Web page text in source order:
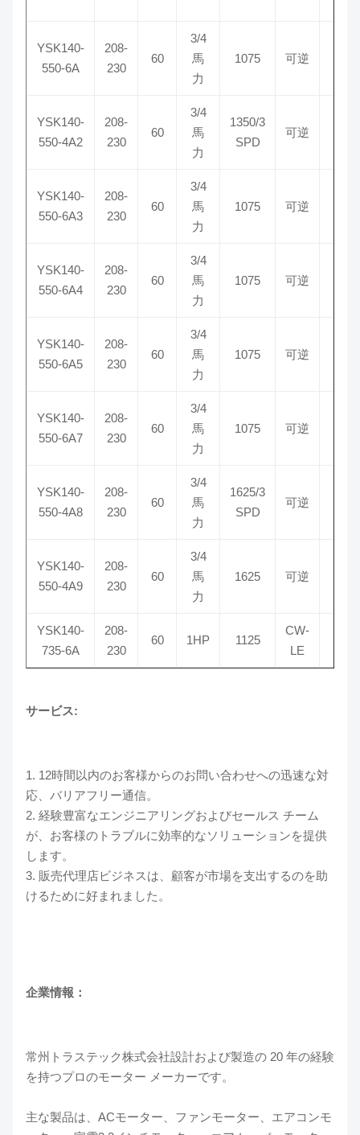
YSK140-
550-6A
208-
230
60
3/4
馬
力
1075 可逆
YSK140-
550-4A2
208-
230
60
3/4
馬
力
1350/3
SPD
可逆
YSK140-
550-6A3
208-
230
60
3/4
馬
力
1075 可逆
YSK140-
550-6A4
208-
230
60
3/4
馬
力
1075 可逆
YSK140-
550-6A5
208-
230
60
3/4
馬
力
1075 可逆
YSK140-
550-6A7
208-
230
60
3/4
馬
力
1075 可逆
YSK140-
550-4A8
208-
230
60
3/4
馬
力
1625/3
SPD
可逆
YSK140-
550-4A9
208-
230
60
3/4
馬
力
1625 可逆
YSK140-
735-6A
208-
230
60 1HP 1125
CW-
LE
サービス:
1. 12時間以内のお客様からのお問い合わせへの迅速な対
応、バリアフリー通信。
2. 経験豊富なエンジニアリングおよびセールス チーム
が、お客様のトラブルに効率的なソリューションを提供
します。
3. 販売代理店ビジネスは、顧客が市場を支出するのを助
けるために好まれました。
企業情報：
常州トラステック株式会社設計および製造の 20 年の経験
を持つプロのモーター メーカーです。
主な製品は、ACモーター、ファンモーター、エアコンモ